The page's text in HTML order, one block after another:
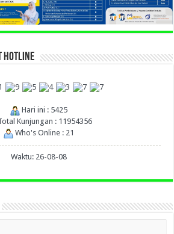
HOTLINE
Hari ini : 5425
Kunjungan : 11954356
Who's Online : 21
Waktu: 26-08-08